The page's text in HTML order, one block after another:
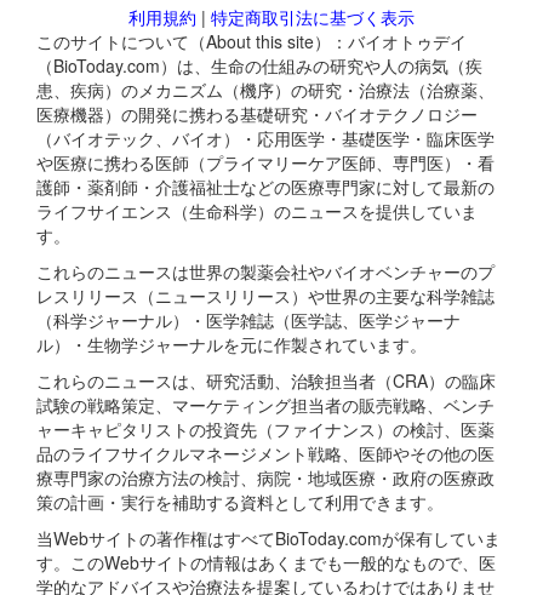
利用規約 | 特定商取引法に基づく表示
このサイトについて（About this site）：バイオトゥデイ
（BioToday.com）は、生命の仕組みの研究や人の病気（疾
患、疾病）のメカニズム（機序）の研究・治療法（治療薬、
医療機器）の開発に携わる基礎研究・バイオテクノロジー
（バイオテック、バイオ）・応用医学・基礎医学・臨床医学
や医療に携わる医師（プライマリーケア医師、専門医）・看
護師・薬剤師・介護福祉士などの医療専門家に対して最新の
ライフサイエンス（生命科学）のニュースを提供していま
す。
これらのニュースは世界の製薬会社やバイオベンチャーのプ
レスリリース（ニュースリリース）や世界の主要な科学雑誌
（科学ジャーナル）・医学雑誌（医学誌、医学ジャーナ
ル）・生物学ジャーナルを元に作製されています。
これらのニュースは、研究活動、治験担当者（CRA）の臨床
試験の戦略策定、マーケティング担当者の販売戦略、ベンチ
ャーキャピタリストの投資先（ファイナンス）の検討、医薬
品のライフサイクルマネージメント戦略、医師やその他の医
療専門家の治療方法の検討、病院・地域医療・政府の医療政
策の計画・実行を補助する資料として利用できます。
当Webサイトの著作権はすべてBioToday.comが保有していま
す。このWebサイトの情報はあくまでも一般的なもので、医
学的なアドバイスや治療法を提案しているわけではありませ